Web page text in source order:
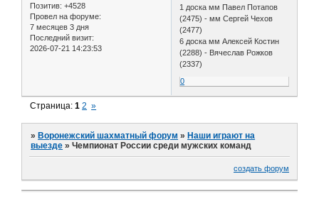
Позитив: +4528
Провел на форуме:
7 месяцев 3 дня
Последний визит:
2026-07-21 14:23:53
1 доска мм Павел Потапов
(2475) - мм Сергей Чехов
(2477)
6 доска мм Алексей Костин
(2288) - Вячеслав Рожков
(2337)
0
Страница:1 2 »
» Воронежский шахматный форум » Наши играют на
выезде »Чемпионат России среди мужских команд
создать форум